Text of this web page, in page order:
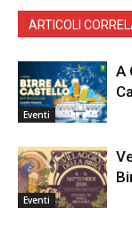
ARTICOLI
Eventi
A
Eventi